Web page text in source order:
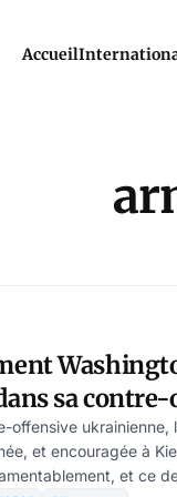
Accueil
sa
offensive ukrainienne,
et encouragée à
et ce